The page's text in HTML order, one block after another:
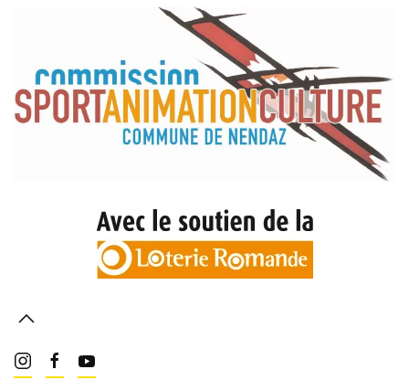
Read more
Read more